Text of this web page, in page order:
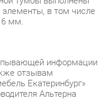
информации
Екатеринбург»
комплекты
по
не составит